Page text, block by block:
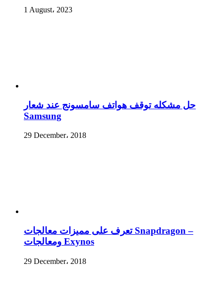
1 August، 2023
حل مشكله توقف هواتف سامسونج عند شعار
Samsung
29 December، 2018
تعرف على مميزات معالجات Snapdragon –
ومعالجات Exynos
29 December، 2018